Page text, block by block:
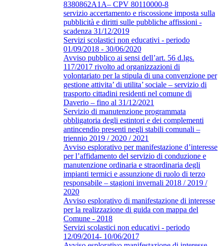
8380862A1A– CPV 80110000-8
servizio accertamento e riscossione imposta sulla
pubblicità e diritti sulle pubbliche affissioni -
scadenza 31/12/2019
Servizi scolastici non educativi - periodo
01/09/2018 - 30/06/2020
Avviso pubblico ai sensi dell’art. 56 d.lgs.
117/2017 rivolto ad organizzazioni di
volontariato per la stipula di una convenzione per
gestione attivita’ di utilita’ sociale – servizio di
trasporto cittadini residenti nel comune di
Daverio – fino al 31/12/2021
Servizio di manutenzione programmata
obbligatoria degli estintori e dei complementi
antincendio presenti negli stabili comunali –
triennio 2019 / 2020 / 2021
Avviso esplorativo per manifestazione d’interesse
per l’affidamento del servizio di conduzione e
manutenzione ordinaria e straordinaria degli
impianti termici e assunzione di ruolo di terzo
responsabile – stagioni invernali 2018 / 2019 /
2020
Avviso esplorativo di manifestazione di interesse
per la realizzazione di guida con mappa del
Comune - 2018
Servizi scolastici non educativi - periodo
12/09/2014- 10/06/2017